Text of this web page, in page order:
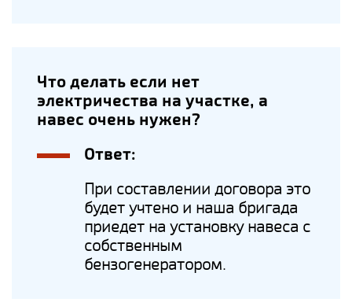
Что делать если нет
электричества на участке, а
навес очень нужен?
Ответ:
При составлении договора это
будет учтено и наша бригада
приедет на установку навеса с
собственным
бензогенератором.